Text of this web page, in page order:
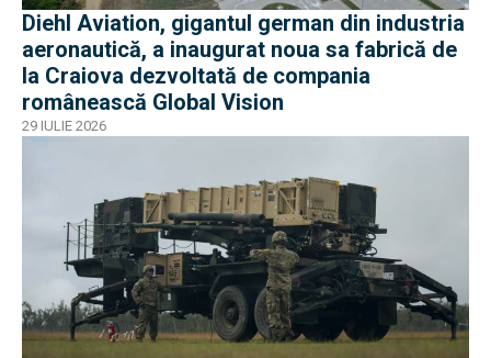
Diehl Aviation, gigantul german din industria
aeronautică, a inaugurat noua sa fabrică de
la Craiova dezvoltată de compania
românească Global Vision
29 IULIE 2026